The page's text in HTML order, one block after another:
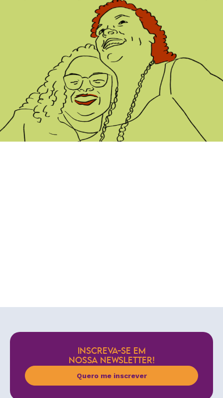
INSCREVA-SE EM
NOSSA NEWSLETTER!
Quero me inscrever